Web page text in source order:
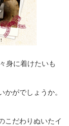
身に着けたいも
がでしょうか。
こだわりぬいたイ